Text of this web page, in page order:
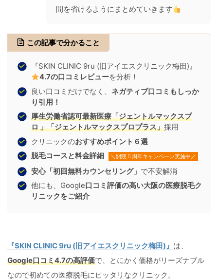
間を省けるようにまとめていきます
この記事で分かること
『SKIN CLINIC 9ru (旧アイエスクリニック梅田)』
4.7の口コミレビューを分析！
良い口コミだけでなく、 ネガティブ口コミもしっか
り引用！
厚生労働省認可最新医療「ジェントルマックスプ
ロ 」「ジェントルマックスプロプラス」採用
クリニックのおすすめポイント６選
脱毛コースと料金詳細
＼開院５周年キャンペーン実施中／
安心「初回無料カウンセリング」 で不安解消
他にも、Google口コミ評価の高い大阪の医療脱毛ク
リニックをご紹介
『SKIN CLINIC 9ru (旧アイエスクリニック梅田)』 は、
Google口コミ4.7の高評価で、とにかく価格がリーズナブル
なので初めての医療脱毛にピッタリなクリニック。